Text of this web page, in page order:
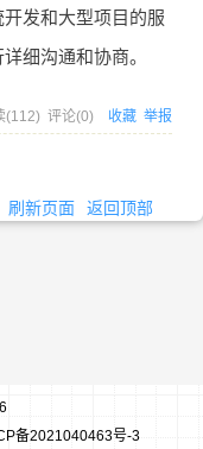
发和大型项目的服
细沟通和协商。
(112) 评论(0) 收藏 举报
刷新页面 返回顶部
备2021040463号-3